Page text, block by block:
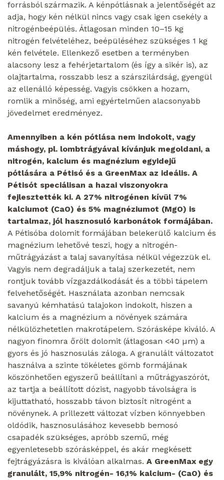
forrásból származik. A kénpótlásnak a jelentőségét az
adja, hogy kén nélkül nincs vagy csak igen csekély a
nitrogénbeépülés. Átlagosan minden 10–15 kg
nitrogén felvételéhez, beépüléséhez szükséges 1 kg
kén felvétele. Ellenkező esetben a terményben
alacsony lesz a fehérjetartalom (és így a sikér is), az
olajtartalma, rosszabb lesz a szárszilárdság, gyengül
az ellenálló képesség. Vagyis csökken a hozam,
romlik a minőség, ami egyértelműen alacsonyabb
jövedelmet eredményez.
Amennyiben a kén pótlása nem indokolt, vagy
máshogy, pl. lombtrágyával kívánjuk megoldani, a
nitrogén, kalcium és magnézium egyidejű
pótlására a Pétisó és a GreenMax az ideális. A
Pétisót speciálisan a hazai viszonyokra
fejlesztették ki. A 27% nitrogénen kívül 7%
kalciumot (CaO) és 5% magnéziumot (MgO) is
tartalmaz, jól hasznosuló karbonátok formájában.
A Pétisóba dolomit formájában belekerülő kalcium és
magnézium lehetővé teszi, hogy a nitrogén-
műtrágyázást a talaj savanyítása nélkül végezzük el.
Vagyis nem degradáljuk a talaj szerkezetét, nem
rontjuk tovább vízgazdálkodását és a többi tápelem
felvehetőségét. Használata azonban nemcsak
savanyú kémhatású talajokon indokolt, hiszen a
kalcium és a magnézium a növények számára
nélkülözhetetlen makrotápelem. Szórásképe kiváló. A
nagyon finomra őrölt dolomit (átlagosan <40 µm) a
gyors és jó hasznosulás záloga. A granulált változatot
használva a szinte tökéletes gömb formájának
köszönhetően egyszerű beállítani a műtrágyaszórót,
az tartja a beállított dózist, nagyobb távolságra is
kijuttatható, hosszabb távon biztosít nitrogént a
növénynek. A prillezett változat vízben könnyebben
oldódik, hasznosulásához kevesebb bemosó
csapadék szükséges, apróbb szemű, még
egyenletesebb szórásképpel, és akár megkésett
fejtrágyázásra is kiválóan alkalmas. A GreenMax egy
granulált, 15,9% nitrogén- 16,1% kalcium- (CaO) és